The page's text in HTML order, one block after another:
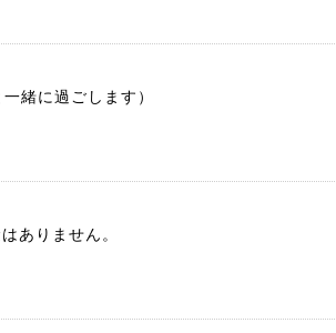
緒に過ごします）
ありません。